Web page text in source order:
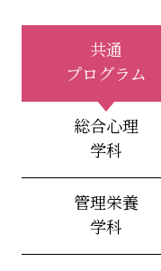
共通
プログラム
総合心理
学科
管理栄養
学科